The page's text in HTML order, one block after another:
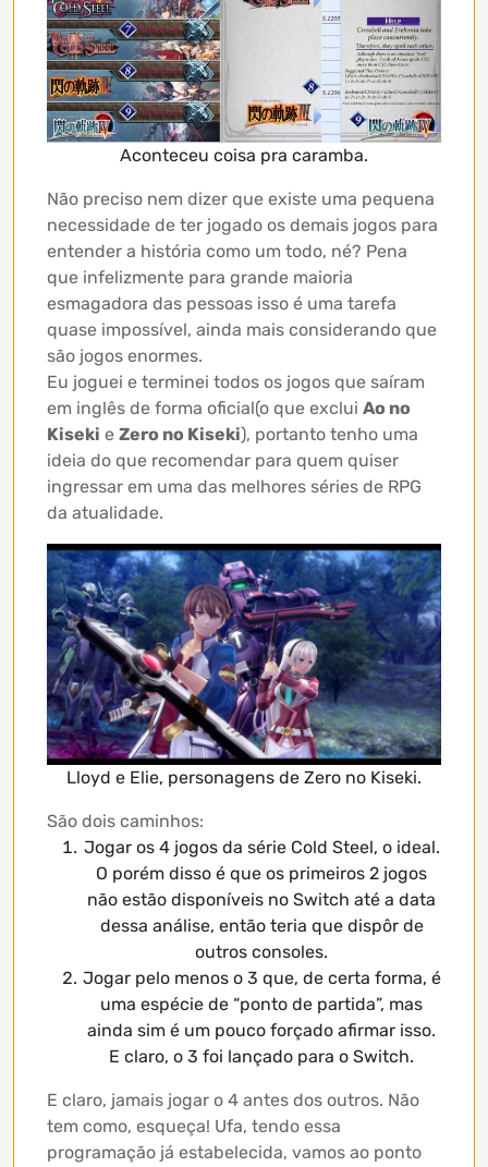
Aconteceu coisa pra caramba.
Não preciso nem dizer que existe uma pequena
necessidade de ter jogado os demais jogos para
entender a história como um todo, né? Pena
que infelizmente para grande maioria
esmagadora das pessoas isso é uma tarefa
quase impossível, ainda mais considerando que
são jogos enormes.
Eu joguei e terminei todos os jogos que saíram
em inglês de forma oficial(o que exclui Ao no
Kiseki e Zero no Kiseki), portanto tenho uma
ideia do que recomendar para quem quiser
ingressar em uma das melhores séries de RPG
da atualidade.
Lloyd e Elie, personagens de Zero no Kiseki.
São dois caminhos:
Jogar os 4 jogos da série Cold Steel, o ideal.
O porém disso é que os primeiros 2 jogos
não estão disponíveis no Switch até a data
dessa análise, então teria que dispôr de
outros consoles.
Jogar pelo menos o 3 que, de certa forma, é
uma espécie de “ponto de partida”, mas
ainda sim é um pouco forçado afirmar isso.
E claro, o 3 foi lançado para o Switch.
E claro, jamais jogar o 4 antes dos outros. Não
tem como, esqueça! Ufa, tendo essa
programação já estabelecida, vamos ao ponto